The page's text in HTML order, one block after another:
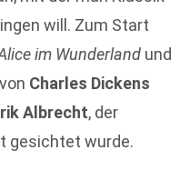
will. Zum Start
im Wunderland und
von Charles Dickens
Albrecht, der
gesichtet wurde.